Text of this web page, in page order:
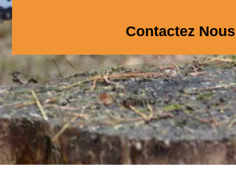
Contactez Nous